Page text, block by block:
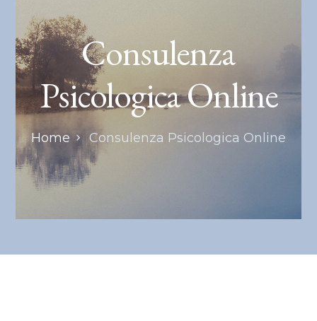
Articoli
Contatti
Consulenza
Psicologica Online
Home Consulenza Psicologica Online